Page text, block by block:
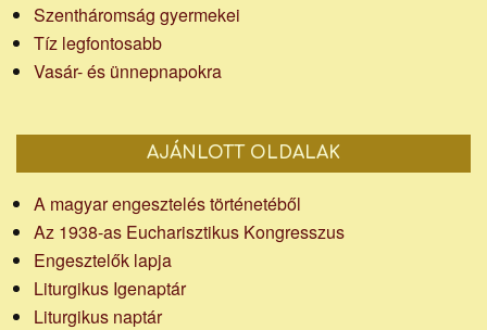
Szentháromság gyermekei
Tíz legfontosabb
Vasár- és ünnepnapokra
AJÁNLOTT OLDALAK
A magyar engesztelés történetéből
Az 1938-as Eucharisztikus Kongresszus
Engesztelők lapja
Liturgikus Igenaptár
Liturgikus naptár